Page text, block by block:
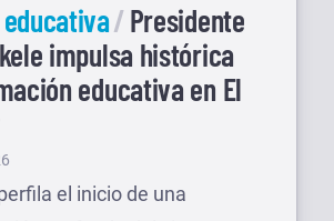
Presidente
impulsa histórica
educativa en El
el inicio de una